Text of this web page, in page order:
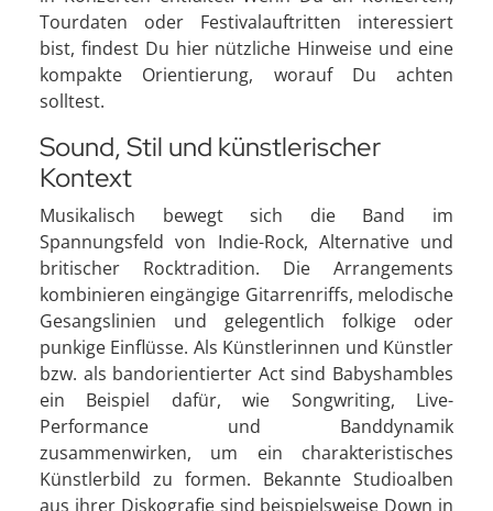
Tourdaten oder Festivalauftritten interessiert
bist, findest Du hier nützliche Hinweise und eine
kompakte Orientierung, worauf Du achten
solltest.
Sound, Stil und künstlerischer
Kontext
Musikalisch bewegt sich die Band im
Spannungsfeld von Indie-Rock, Alternative und
britischer Rocktradition. Die Arrangements
kombinieren eingängige Gitarrenriffs, melodische
Gesangslinien und gelegentlich folkige oder
punkige Einflüsse. Als Künstlerinnen und Künstler
bzw. als bandorientierter Act sind Babyshambles
ein Beispiel dafür, wie Songwriting, Live-
Performance und Banddynamik
zusammenwirken, um ein charakteristisches
Künstlerbild zu formen. Bekannte Studioalben
aus ihrer Diskografie sind beispielsweise Down in